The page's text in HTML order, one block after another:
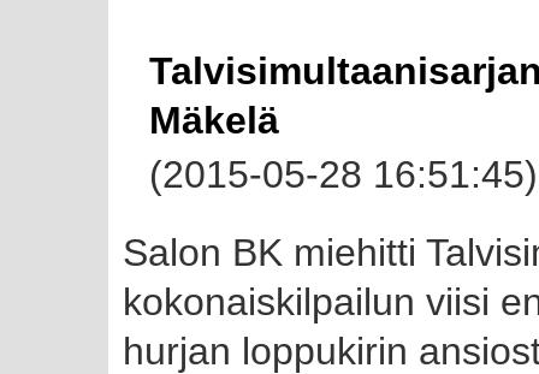
Mäkelä
(2015-05-28 16:51:45)
Salon BK miehitti
kokonaiskilpailun viisi
hurjan loppukirin